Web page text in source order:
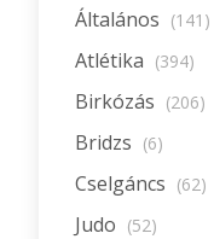
Általános (141)
Atlétika (394)
Birkózás (206)
Bridzs (6)
Cselgáncs (62)
Judo (52)